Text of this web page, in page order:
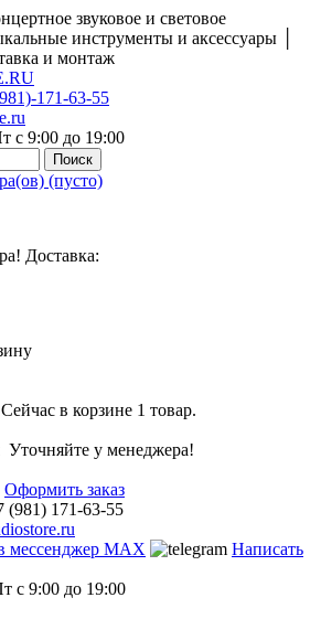
звуковое и световое
инструменты и аксессуары │
и монтаж
171-63-55
с 9:00 до 19:00
Поиск
(пусто)
Доставка:
Сейчас в корзине 1 товар.
Уточняйте у менеджера!
Оформить заказ
(981) 171-63-55
мессенджер MAX
Написать
с 9:00 до 19:00